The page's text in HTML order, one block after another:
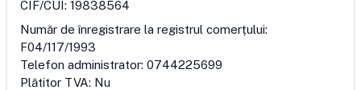
CIF/CUI: 19838564
Număr de înregistrare la registrul comerțului:
F04/117/1993
Telefon administrator: 0744225699
Plătitor TVA: Nu